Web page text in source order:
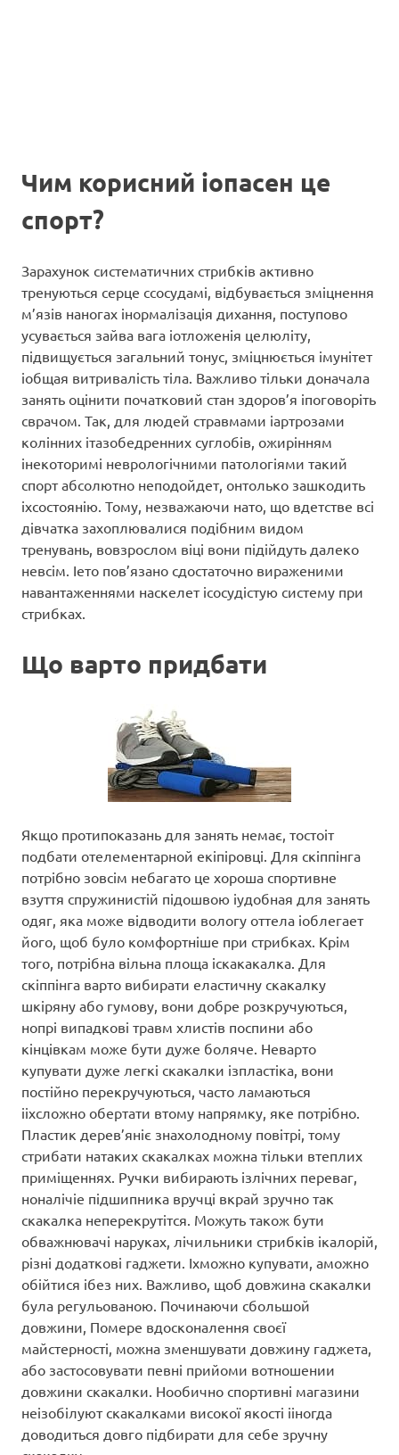
Чим корисний іопасен це
спорт?
Зарахунок систематичних стрибків активно
тренуються серце ссосудамі, відбувається зміцнення
м’язів наногах інормалізація дихання, поступово
усувається зайва вага іотложенія целюліту,
підвищується загальний тонус, зміцнюється імунітет
іобщая витривалість тіла. Важливо тільки доначала
занять оцінити початковий стан здоров’я іпоговоріть
сврачом. Так, для людей стравмами іартрозами
колінних ітазобедренних суглобів, ожирінням
інекоторимі неврологічними патологіями такий
спорт абсолютно неподойдет, онтолько зашкодить
іхсостоянію. Тому, незважаючи нато, що вдетстве всі
дівчатка захоплювалися подібним видом
тренувань, вовзрослом віці вони підійдуть далеко
невсім. Іето пов’язано сдостаточно вираженими
навантаженнями наскелет ісосудістую систему при
стрибках.
Що варто придбати
Якщо протипоказань для занять немає, тостоіт
подбати отелементарной екіпіровці. Для скіппінга
потрібно зовсім небагато це хороша спортивне
взуття спружинистій підошвою іудобная для занять
одяг, яка може відводити вологу оттела іоблегает
його, щоб було комфортніше при стрибках. Крім
того, потрібна вільна площа іскакакалка. Для
скіппінга варто вибирати еластичну скакалку
шкіряну або гумову, вони добре розкручуються,
нопрі випадкові травм хлистів поспини або
кінцівкам може бути дуже боляче. Неварто
купувати дуже легкі скакалки ізпластіка, вони
постійно перекручуються, часто ламаються
ііхсложно обертати втому напрямку, яке потрібно.
Пластик дерев’яніє знахолодному повітрі, тому
стрибати натаких скакалках можна тільки втеплих
приміщеннях. Ручки вибирають ізлічних переваг,
ноналічіе підшипника вручці вкрай зручно так
скакалка неперекрутітся. Можуть також бути
обважнювачі наруках, лічильники стрибків ікалорій,
різні додаткові гаджети. Іхможно купувати, аможно
обійтися ібез них. Важливо, щоб довжина скакалки
була регульованою. Починаючи сбольшой
довжини, Помере вдосконалення своєї
майстерності, можна зменшувати довжину гаджета,
або застосовувати певні прийоми вотношении
довжини скакалки. Нообично спортивні магазини
неізобілуют скакалками високої якості ііногда
доводиться довго підбирати для себе зручну